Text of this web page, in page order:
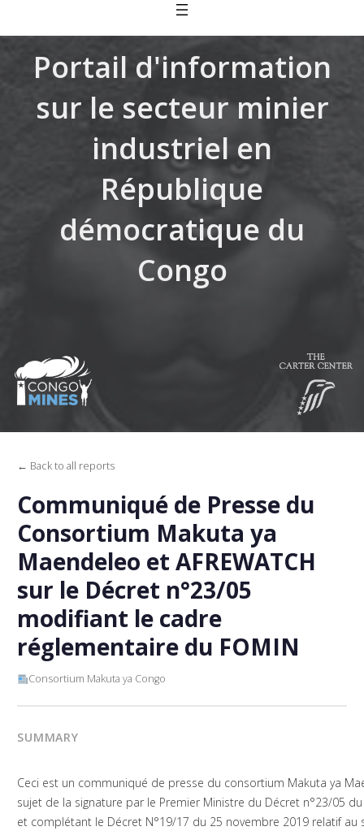
Portail d'information
sur le secteur minier
industriel en
République
démocratique du
Congo
← Back to all reports
Communiqué de Presse du
Consortium Makuta ya
Maendeleo et AFREWATCH
sur le Décret n°23/05
modifiant le cadre
réglementaire du FOMIN
Consortium Makuta ya Congo
SUMMARY
Ceci est un communiqué de presse du consortium Makuta ya
sujet de la signature par le Premier Ministre du Décret n°23/05
et complétant le Décret N°19/17 du 25 novembre 2019 relatif au